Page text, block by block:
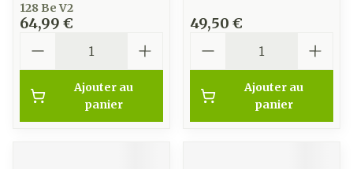
128 Be V2
64,99 €
Ajouter au
panier
49,50 €
Ajouter au
panier